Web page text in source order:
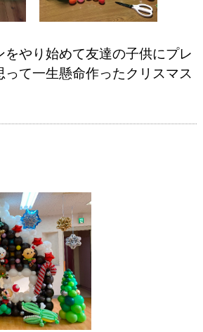
をやり始めて友達の子供にプレ
って一生懸命作ったクリスマス